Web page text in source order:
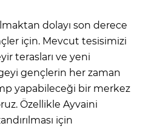
dolayı son derece
için. Mevcut tesisimizi
terasları ve yeni
gençlerin her zaman
yapabileceği bir merkez
Özellikle Ayvaini
için